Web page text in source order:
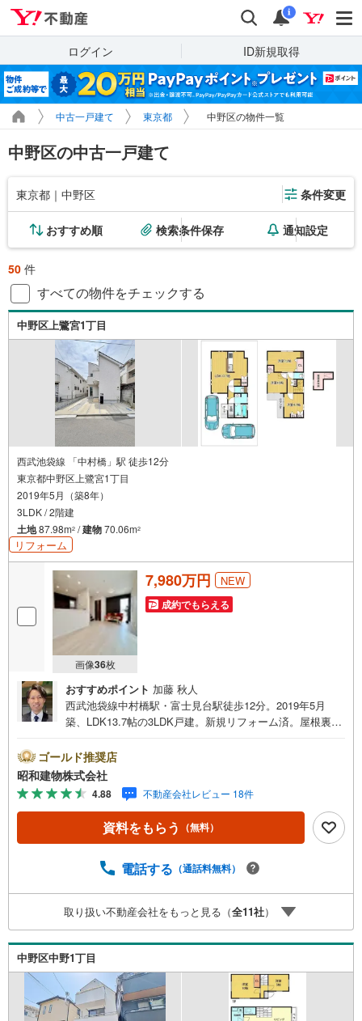
検索 通知
i
ログイン ID新規取得
中古一戸建て 東京都 中野区の物件一覧
中野区の中古一戸建て
東京都｜中野区 条件変更
おすすめ順 検索条件保存 通知設定
50 件
すべての物件をチェックする
中野区上鷺宮1丁目
西武池袋線 「中村橋」駅 徒歩12分
東京都中野区上鷺宮1丁目
2019年5月（築8年）
3LDK / 2階建
土地87.98m2 /建物70.06m2
リフォーム
画像36枚
7,980万円 NEW
成約でもらえる
おすすめポイント 加藤 秋人
西武池袋線中村橋駅・富士見台駅徒歩12分。2019年5月
築、LDK13.7帖の3LDK戸建。新規リフォーム済。屋根裏収
昭和建物です・・・ 西荻窪に創業44年、地域密着の不動
産会社です。 不動産購入、買換えには、不安がつきも
の。 物件の選定や住宅ローンはもちろん地域密着だからこ
その情報をお伝え、ご提案いたします。 お気軽にご相
談、ご来社頂ける会社です。スタッフ一同、心よりお待ち
しております。 同じ立地、同じ建物は存在しません。唯一
チャイルド-シートの用意もございます。 ご家族で楽しくご
問い合わせください。 営業時間: 9:00 - 20:00
ゴールド推奨店
昭和建物株式会社
4.88 不動産会社レビュー 18件
資料をもらう （無料）
電話する （通話料無料）
取り扱い不動産会社をもっと見る（全11社）
中野区中野1丁目